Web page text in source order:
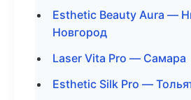
Esthetic Beauty Aura —
Новгород
Laser Vita Pro — Самара
Esthetic Silk Pro —